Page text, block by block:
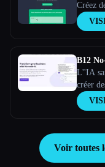
Créez
B12
L''IA
créer
de
Voir toutes